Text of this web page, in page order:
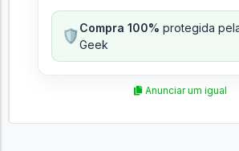
🛡️Compra 100% protegida
Geek
Anunciar um igual